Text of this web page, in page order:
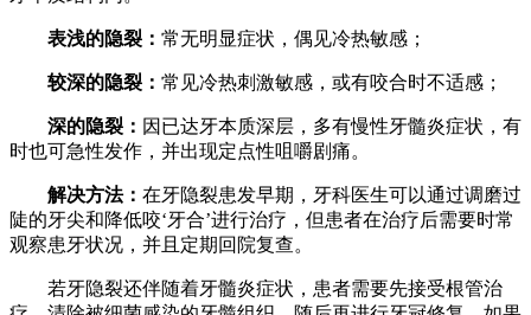
表浅的隐裂： 常无明显症状，偶见冷热敏感；
较深的隐裂： 常见冷热刺激敏感，或有咬合时不适感；
深的隐裂： 因已达牙本质深层，多有慢性牙髓炎症状，有
时也可急性发作，并出现定点性咀嚼剧痛。
解决方法： 在牙隐裂患发早期，牙科医生可以通过调磨过
陡的牙尖和降低咬‘牙合’进行治疗，但患者在治疗后需要时常
观察患牙状况，并且定期回院复查。
若牙隐裂还伴随着牙髓炎症状，患者需要先接受根管治